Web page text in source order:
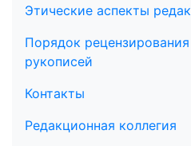
Этические аспекты
Порядок
рукописей
Контакты
Редакционная коллегия